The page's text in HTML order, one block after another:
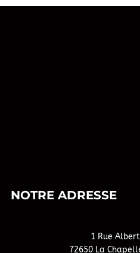
NOTRE ADRESSE
1 Rue
72650 La